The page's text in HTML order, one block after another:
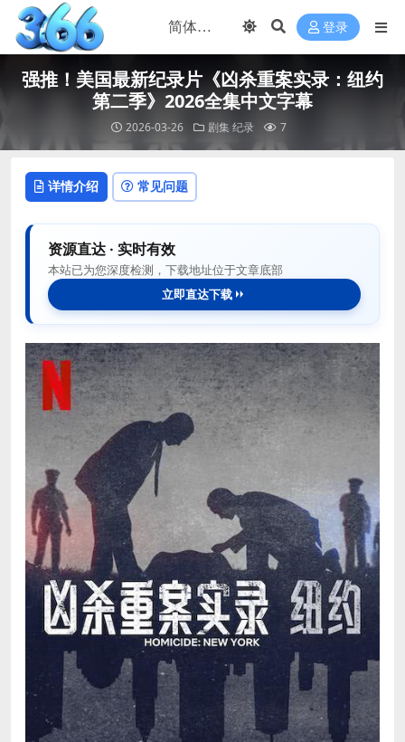
登录
强推！美国最新纪录片《凶杀重案实录：纽约
第二季》2026全集中文字幕
2026-03-26 剧集纪录 7
详情介绍 常见问题
资源直达 · 实时有效
本站已为您深度检测，下载地址位于文章底部
立即直达下载